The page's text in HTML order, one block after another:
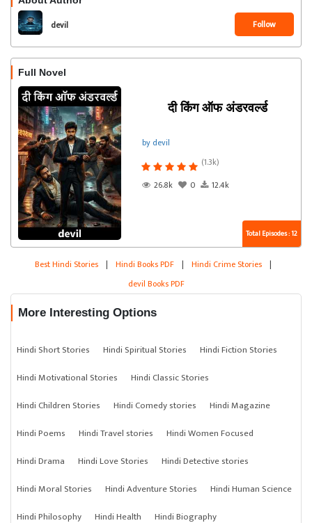
devil Follow
Full Novel
दी किंग ऑफ अंडरवर्ल्ड
by devil
(1.3k)
26.8k
0 12.4k
Total Episodes : 12
Best Hindi Stories | Hindi Books PDF | Hindi Crime Stories |
devil Books PDF
More Interesting Options
Hindi Short Stories Hindi Spiritual Stories
Hindi Fiction Stories
Hindi Motivational Stories
Hindi Classic Stories
Hindi Children Stories
Hindi Comedy stories
Hindi Magazine
Hindi Poems
Hindi Travel stories
Hindi Women Focused
Hindi Drama
Hindi Love Stories
Hindi Detective stories
Hindi Moral Stories
Hindi Adventure Stories
Hindi Human Science
Hindi Philosophy
Hindi Health Hindi Biography